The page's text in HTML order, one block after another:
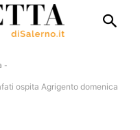
-
ospita Agrigento domenica